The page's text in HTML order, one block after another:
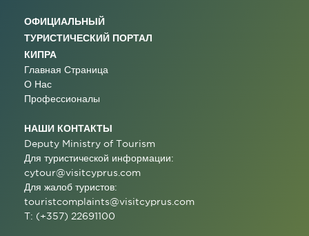
ОФИЦИАЛЬНЫЙ
ТУРИСТИЧЕСКИЙ ПОРТАЛ
КИПРА
Главная Страница
О Нас
Профессионалы
НАШИ КОНТАКТЫ
Deputy Ministry of Tourism
Для туристической информации:
cytour@visitcyprus.com
Для жалоб туристов:
touristcomplaints@visitcyprus.com
T: (+357) 22691100